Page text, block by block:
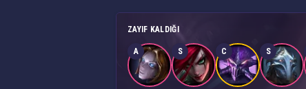
ZAYIF KALDIĞI
A S C S